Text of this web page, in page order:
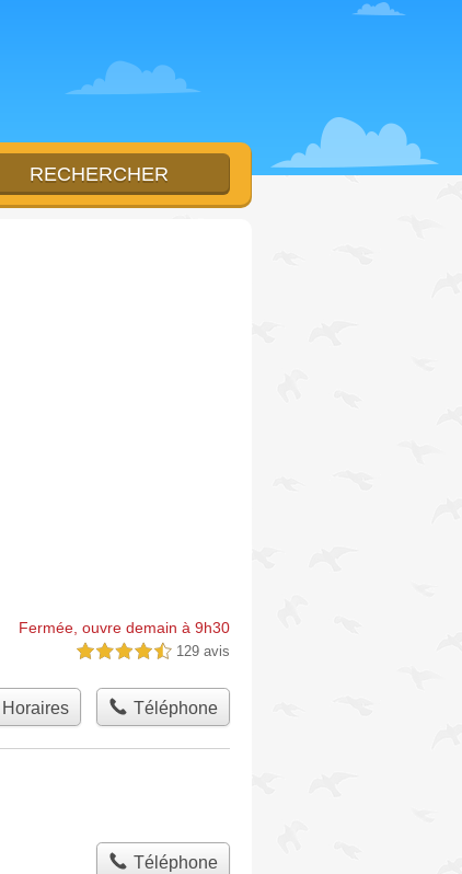
Fermée, ouvre demain à 9h30
4,5 étoiles sur 5 129 avis
Horaires Téléphone
Téléphone